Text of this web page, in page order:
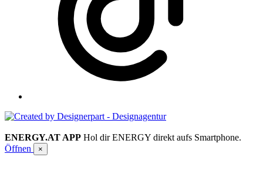
ENERGY.AT APP Hol dir ENERGY direkt aufs Smartphone.
Öffnen
×